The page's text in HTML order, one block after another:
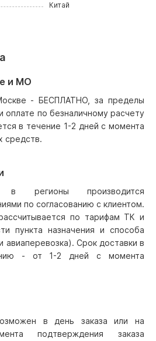
Китай
и МО
- БЕСПЛАТНО, за пределы
по безналичному расчету
в течение 1-2 дней с момента
средств.
в регионы производится
по согласованию с клиентом.
по тарифам ТК и
пункта назначения и способа
авиаперевозка). Срок доставки в
- от 1-2 дней с момента
в день заказа или на
подтверждения заказа